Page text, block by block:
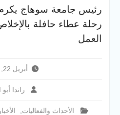
والخدمية بجامعة
الجديدة
جامعة سوهاج تفتح
الإلكتروني للقبول
رئيس جامعة سوهاج
رحلة عطاء حافلة
العمل
أبريل 22, 2026
راندا
الأحداث والفعاليات